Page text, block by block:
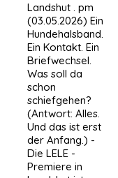
Landshut . pm
(03.05.2026) Ein
Hundehalsband.
Ein Kontakt. Ein
Briefwechsel.
Was soll da
schon
schiefgehen?
(Antwort: Alles.
Und das ist erst
der Anfang.) -
Die LELE -
Premiere in